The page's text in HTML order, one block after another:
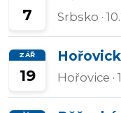
7 Srbsko ·
ZÁŘ
19 Hořovice